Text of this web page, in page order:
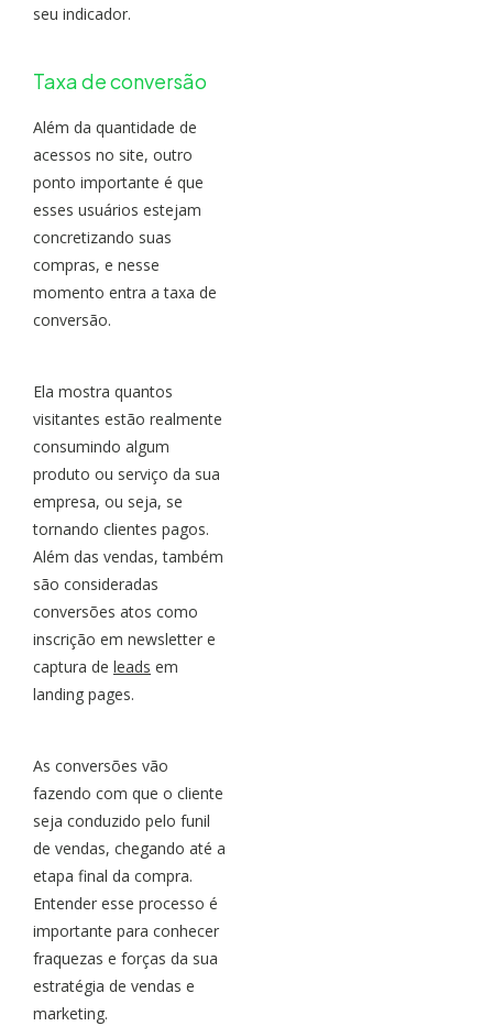
seu indicador.
Taxa de conversão
Além da quantidade de
acessos no site, outro
ponto importante é que
esses usuários estejam
concretizando suas
compras, e nesse
momento entra a taxa de
conversão.
Ela mostra quantos
visitantes estão realmente
consumindo algum
produto ou serviço da sua
empresa, ou seja, se
tornando clientes pagos.
Além das vendas, também
são consideradas
conversões atos como
inscrição em newsletter e
captura de leads em
landing pages.
As conversões vão
fazendo com que o cliente
seja conduzido pelo funil
de vendas, chegando até a
etapa final da compra.
Entender esse processo é
importante para conhecer
fraquezas e forças da sua
estratégia de vendas e
marketing.